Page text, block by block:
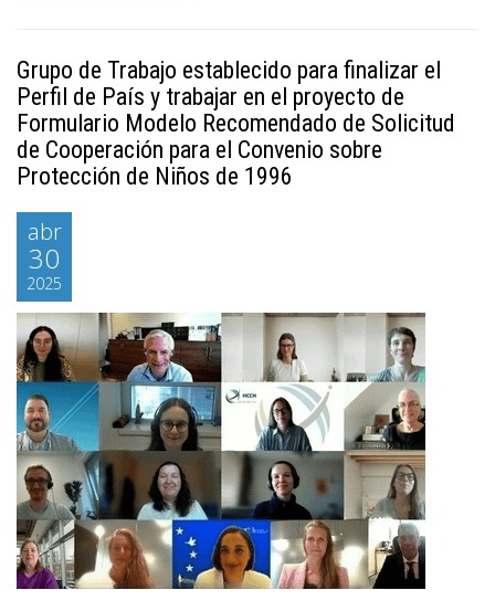
Grupo de Trabajo establecido para finalizar el
Perfil de País y trabajar en el proyecto de
Formulario Modelo Recomendado de Solicitud
de Cooperación para el Convenio sobre
Protección de Niños de 1996
abr
30
2025